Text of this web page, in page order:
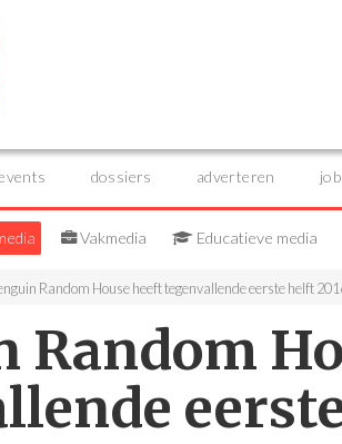
dossiers adverteren
Vakmedia Educatieve media
Random House heeft tegenvallende eerste helft
Random